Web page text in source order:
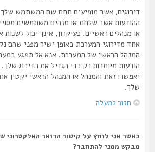
דירוגים, אשר מופיעים תחת שם המשתמש שלך,
ההודעות אשר שלחת או מזהים משתמשים
או מנהלים ראשיים. כעיקרון, אינך יכול לשנות את
אחד מדירוגי המערכת באופן ישיר מפני שהם
המנהל הראשי של המערכת. אנא אל תפגע במערכת
הודעות מיותרות רק כדי הגדיל את הדירוג שלך.
יאפשרו זאת והמנהל או המנהל הראשי יקטין את
חזור למעלה
כאשר אני לוחץ על קישור הדואר האלקטרוני של
מבקש ממני להתחבר?